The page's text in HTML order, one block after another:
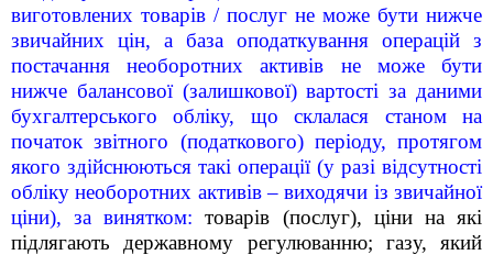
виготовлених товарів / послуг не може бути нижче
звичайних цін, а база оподаткування операцій з
постачання необоротних активів не може бути
нижче балансової (залишкової) вартості за даними
бухгалтерського обліку, що склалася станом на
початок звітного (податкового) періоду, протягом
якого здійснюються такі операції (у разі відсутності
обліку необоротних активів – виходячи із звичайної
ціни), за винятком:товарів (послуг), ціни на які
підлягають державному регулюванню; газу, який